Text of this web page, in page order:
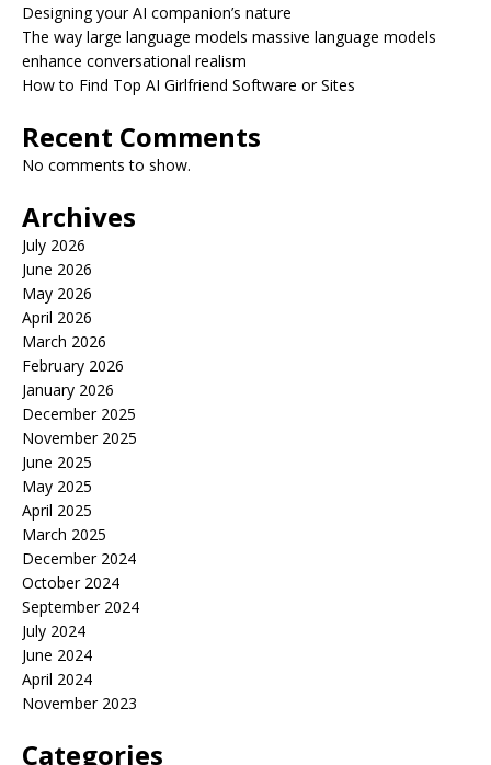
Designing your AI companion’s nature
The way large language models massive language models
enhance conversational realism
How to Find Top AI Girlfriend Software or Sites
Recent Comments
No comments to show.
Archives
July 2026
June 2026
May 2026
April 2026
March 2026
February 2026
January 2026
December 2025
November 2025
June 2025
May 2025
April 2025
March 2025
December 2024
October 2024
September 2024
July 2024
June 2024
April 2024
November 2023
Categories